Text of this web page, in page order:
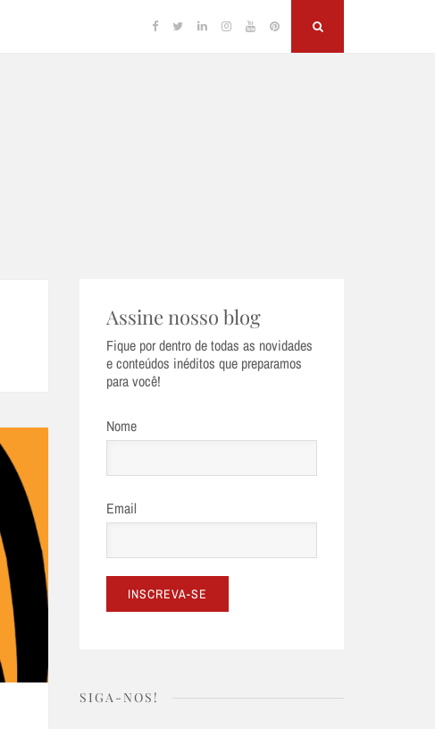
Facebook
TwitterLinkedinInstagram
YouTubePinterest
Assine nosso blog
Fique por dentro de todas as novidades
e conteúdos inéditos que preparamos
para você!
Nome
Email
SIGA-NOS!